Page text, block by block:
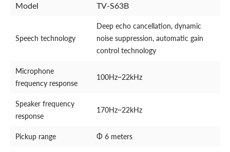
Model TV-S63B
Speech technology
Deep echo cancellation, dynamic
noise suppression, automatic gain
control technology
Microphone
frequency response
100Hz~22kHz
Speaker frequency
response
170Hz~22kHz
Pickup range Φ 6 meters